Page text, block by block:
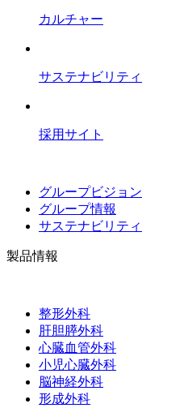
カルチャー
サステナビリティ
採用サイト
グループビジョン
グループ情報
サステナビリティ
製品情報
整形外科
肝胆膵外科
心臓血管外科
小児心臓外科
脳神経外科
形成外科